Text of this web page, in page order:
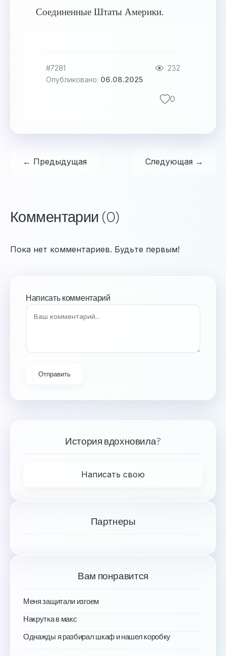
Соединенные Штаты Америки.
#7281
232
Опубликовано: 06.08.2025
0
← Предыдущая Следующая →
Комментарии (0)
Пока нет комментариев. Будьте первым!
Написать комментарий
Отправить
История вдохновила?
Написать свою
Партнеры
Вам понравится
Меня защитали изгоем
Накрутка в макс
Однажды я разбирал шкаф и нашел коробку